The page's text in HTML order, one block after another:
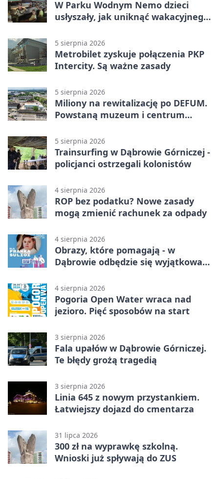
W Parku Wodnym Nemo dzieci
usłyszały, jak uniknąć wakacyjnego
5 sierpnia 2026
Metrobilet zyskuje połączenia PKP
Intercity. Są ważne zasady
5 sierpnia 2026
Miliony na rewitalizację po DEFUM.
Powstaną muzeum i centrum
5 sierpnia 2026
Trainsurfing w Dąbrowie Górniczej -
policjanci ostrzegali kolonistów
4 sierpnia 2026
ROP bez podatku? Nowe zasady
mogą zmienić rachunek za odpady
4 sierpnia 2026
Obrazy, które pomagają - w
Dąbrowie odbędzie się wyjątkowa
4 sierpnia 2026
Pogoria Open Water wraca nad
jezioro. Pięć sposobów na start
3 sierpnia 2026
Fala upałów w Dąbrowie Górniczej.
Te błędy grożą tragedią
3 sierpnia 2026
Linia 645 z nowym przystankiem.
Łatwiejszy dojazd do cmentarza
31 lipca 2026
300 zł na wyprawkę szkolną.
Wnioski już spływają do ZUS